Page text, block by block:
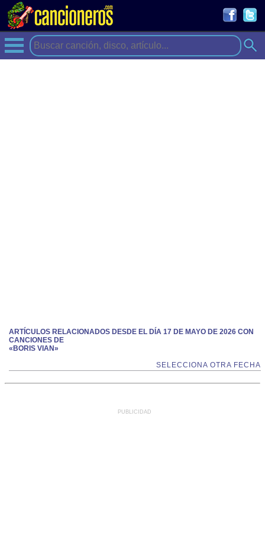
ARTÍCULOS RELACIONADOS DESDE EL DÍA 17 DE MAYO DE 2026 CON
CANCIONES DE
«BORIS VIAN»
SELECCIONA OTRA FECHA
PUBLICIDAD